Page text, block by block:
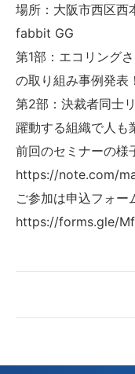
場所：大阪市西区西
fabbit GG
第1部：エコリング
の取り組み事例発表！
第2部：決裁者同士
躍動する組織で人も
前回のセミナーの様
https://note.com/
ご参加は申込フォー
https://forms.gle/